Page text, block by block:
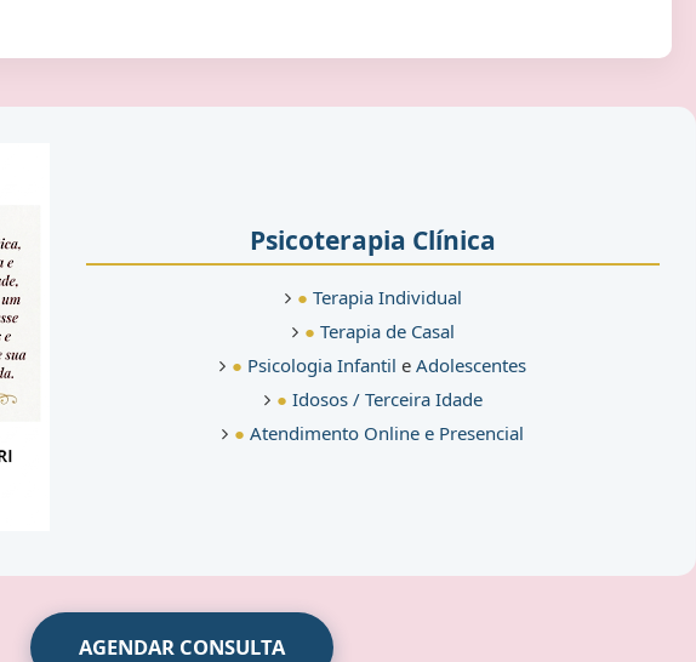
Psicoterapia Clínica
● Terapia Individual
● Terapia de Casal
● Psicologia Infantil eAdolescentes
● Idosos / Terceira Idade
● Atendimento Online e Presencial
AGENDAR CONSULTA